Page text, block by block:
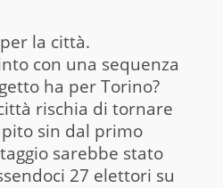
la città.
con una sequenza
ha per Torino?
rischia di tornare
sin dal primo
sarebbe stato
27 elettori su